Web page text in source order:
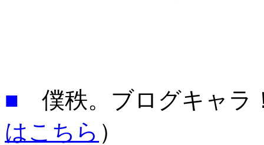
■ 僕秩。ブログキャ
はこちら ）